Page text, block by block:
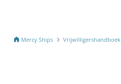
Mercy Ships Vrijwilligershandboek